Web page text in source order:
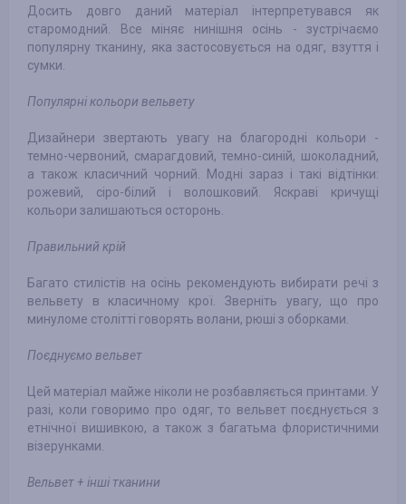
Досить довго даний матеріал інтерпретувався як
старомодний. Все міняє нинішня осінь - зустрічаємо
популярну тканину, яка застосовується на одяг, взуття і
сумки.
Популярні кольори вельвету
Дизайнери звертають увагу на благородні кольори -
темно-червоний, смарагдовий, темно-синій, шоколадний,
а також класичний чорний. Модні зараз і такі відтінки:
рожевий, сіро-білий і волошковий. Яскраві кричущі
кольори залишаються осторонь.
Правильний крій
Багато стилістів на осінь рекомендують вибирати речі з
вельвету в класичному крої. Зверніть увагу, що про
минуломе столітті говорять волани, рюші з оборками.
Поєднуємо вельвет
Цей матеріал майже ніколи не розбавляється принтами. У
разі, коли говоримо про одяг, то вельвет поєднується з
етнічної вишивкою, а також з багатьма флористичними
візерунками.
Вельвет + інші тканини